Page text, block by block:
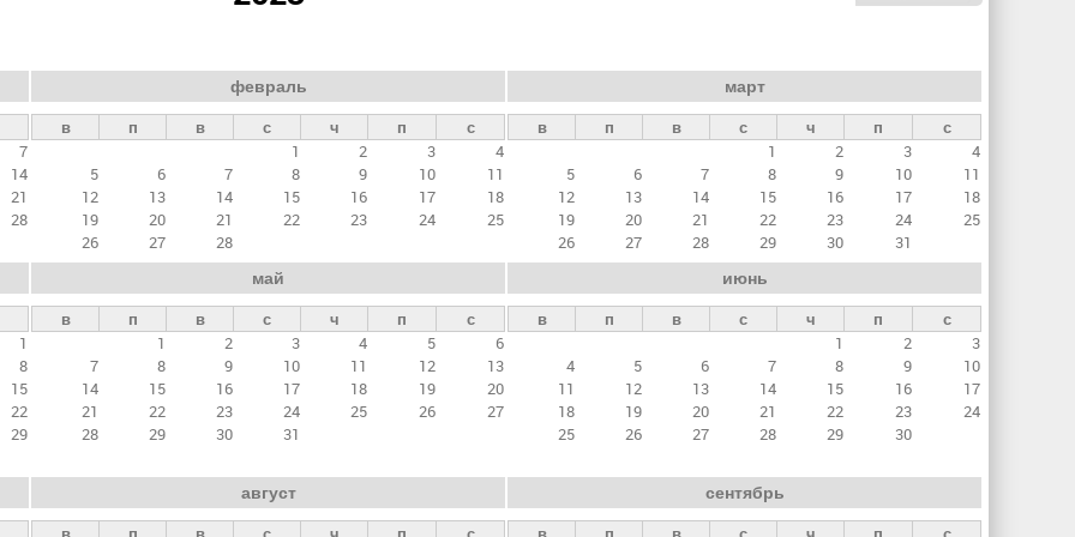
7
14
21
28
февраль
в п в с ч п
с
1
2 3
4
5
6 7 8 9 10
11
12
13 14 15 16 17
18
19
20 21 22 23 24
25
26
27 28
март
в п в с ч п
с
1
2 3
4
5
6 7 8 9 10
11
12
13 14 15 16 17
18
19
20 21 22 23 24
25
26
27 28 29 30 31
1
8
15
22
29
май
в п в с ч п
с
1
2 3 4 5
6
7
8 9 10 11 12
13
14
15 16 17 18 19
20
21
22 23 24 25 26
27
28
29 30 31
июнь
в п в с ч п
с
1
2
3
4
5 6 7 8 9
10
11
12 13 14 15 16
17
18
19 20 21 22 23
24
25
26 27 28 29 30
август сентябрь